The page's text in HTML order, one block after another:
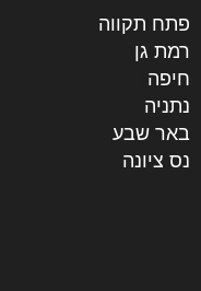
פתח תקווה
רמת גן
חיפה
נתניה
באר שבע
נס ציונה